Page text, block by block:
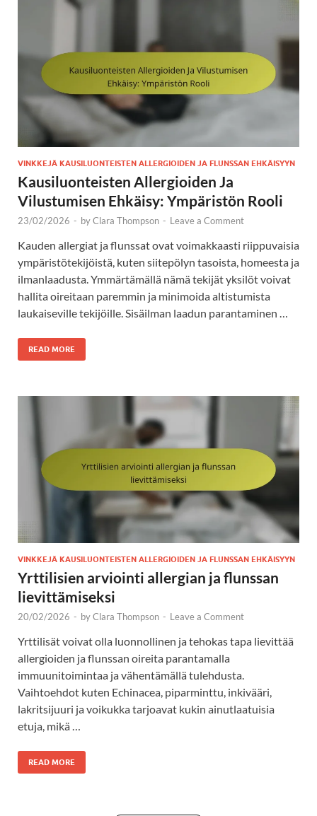
VINKKEJÄ KAUSILUONTEISTEN ALLERGIOIDEN JA FLUNSSAN EHKÄISYYN
Kausiluonteisten Allergioiden Ja
Vilustumisen Ehkäisy: Ympäristön Rooli
23/02/2026 - byClara Thompson - Leave a Comment
Kauden allergiat ja flunssat ovat voimakkaasti riippuvaisia
ympäristötekijöistä, kuten siitepölyn tasoista, homeesta ja
ilmanlaadusta. Ymmärtämällä nämä tekijät yksilöt voivat
hallita oireitaan paremmin ja minimoida altistumista
laukaiseville tekijöille. Sisäilman laadun parantaminen …
READ MORE
VINKKEJÄ KAUSILUONTEISTEN ALLERGIOIDEN JA FLUNSSAN EHKÄISYYN
Yrttilisien arviointi allergian ja flunssan
lievittämiseksi
20/02/2026 - byClara Thompson - Leave a Comment
Yrttilisät voivat olla luonnollinen ja tehokas tapa lievittää
allergioiden ja flunssan oireita parantamalla
immuunitoimintaa ja vähentämällä tulehdusta.
Vaihtoehdot kuten Echinacea, piparminttu, inkivääri,
lakritsijuuri ja voikukka tarjoavat kukin ainutlaatuisia
etuja, mikä …
READ MORE